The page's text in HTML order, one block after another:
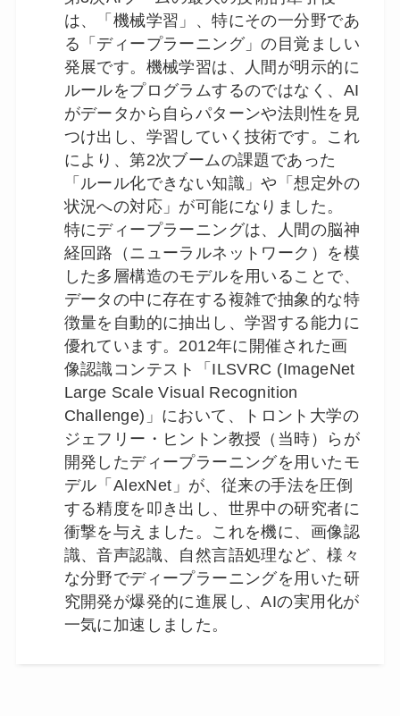
は、「機械学習」、特にその一分野であ
る「ディープラーニング」の目覚ましい
発展です。機械学習は、人間が明示的に
ルールをプログラムするのではなく、AI
がデータから自らパターンや法則性を見
つけ出し、学習していく技術です。これ
により、第2次ブームの課題であった
「ルール化できない知識」や「想定外の
状況への対応」が可能になりました。
特にディープラーニングは、人間の脳神
経回路（ニューラルネットワーク）を模
した多層構造のモデルを用いることで、
データの中に存在する複雑で抽象的な特
徴量を自動的に抽出し、学習する能力に
優れています。2012年に開催された画
像認識コンテスト「ILSVRC (ImageNet
Large Scale Visual Recognition
Challenge)」において、トロント大学の
ジェフリー・ヒントン教授（当時）らが
開発したディープラーニングを用いたモ
デル「AlexNet」が、従来の手法を圧倒
する精度を叩き出し、世界中の研究者に
衝撃を与えました。これを機に、画像認
識、音声認識、自然言語処理など、様々
な分野でディープラーニングを用いた研
究開発が爆発的に進展し、AIの実用化が
一気に加速しました。